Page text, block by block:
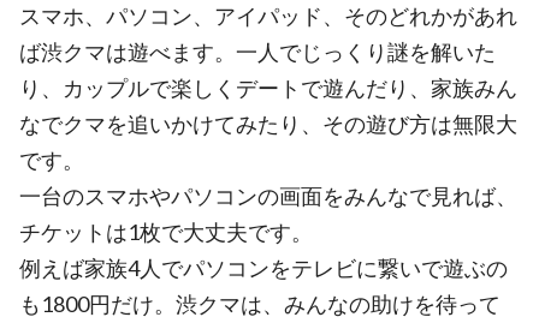
スマホ、パソコン、アイパッド、そのどれかがあれ
ば渋クマは遊べます。一人でじっくり謎を解いた
り、カップルで楽しくデートで遊んだり、家族みん
なでクマを追いかけてみたり、その遊び方は無限大
です。
一台のスマホやパソコンの画面をみんなで見れば、
チケットは1枚で大丈夫です。
例えば家族4人でパソコンをテレビに繋いで遊ぶの
も1800円だけ。渋クマは、みんなの助けを待って